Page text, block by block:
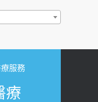
瘍瘍瘻管與肛
1事
醫師釋
！ 1招「伸
服務
療